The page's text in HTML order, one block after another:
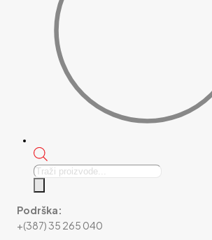
Products
Podrška:
+(387) 35 265 040